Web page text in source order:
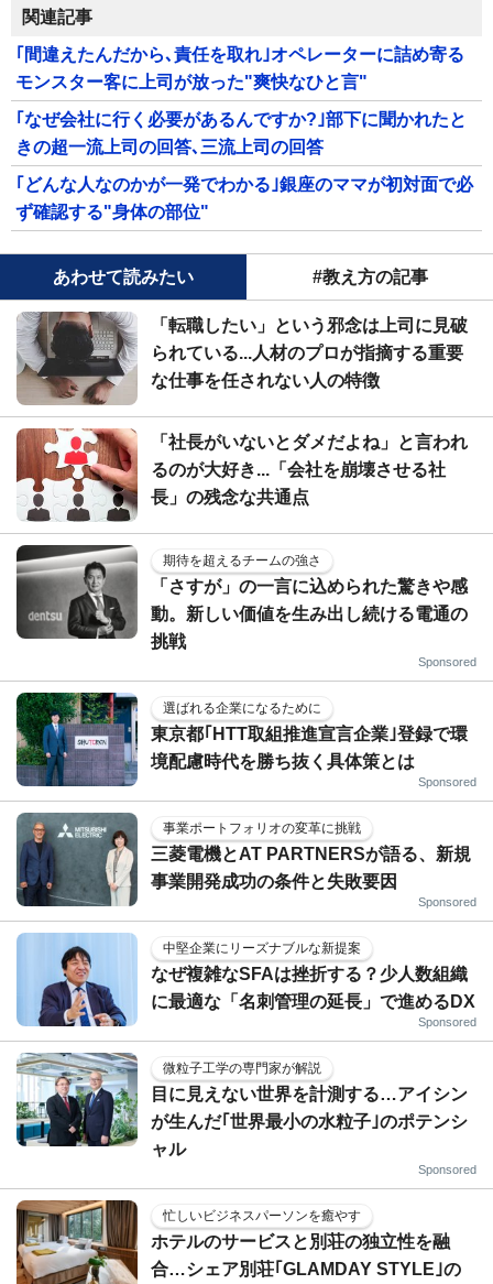
関連記事
｢間違えたんだから､責任を取れ｣オペレーターに詰め寄る
モンスター客に上司が放った"爽快なひと言"
｢なぜ会社に行く必要があるんですか?｣部下に聞かれたと
きの超一流上司の回答､三流上司の回答
｢どんな人なのかが一発でわかる｣銀座のママが初対面で必
ず確認する"身体の部位"
あわせて読みたい #教え方の記事
「転職したい」という邪念は上司に見破
られている...人材のプロが指摘する重要
な仕事を任されない人の特徴
「社長がいないとダメだよね」と言われ
るのが大好き...「会社を崩壊させる社
長」の残念な共通点
期待を超えるチームの強さ
「さすが」の一言に込められた驚きや感
動。新しい価値を生み出し続ける電通の
挑戦
Sponsored
選ばれる企業になるために
東京都｢HTT取組推進宣言企業｣登録で環
境配慮時代を勝ち抜く具体策とは
Sponsored
事業ポートフォリオの変革に挑戦
三菱電機とAT PARTNERSが語る、新規
事業開発成功の条件と失敗要因
Sponsored
中堅企業にリーズナブルな新提案
なぜ複雑なSFAは挫折する？少人数組織
に最適な「名刺管理の延長」で進めるDX
Sponsored
微粒子工学の専門家が解説
目に見えない世界を計測する…アイシン
が生んだ｢世界最小の水粒子｣のポテンシ
ャル
Sponsored
忙しいビジネスパーソンを癒やす
ホテルのサービスと別荘の独立性を融
合…シェア別荘｢GLAMDAY STYLE｣の